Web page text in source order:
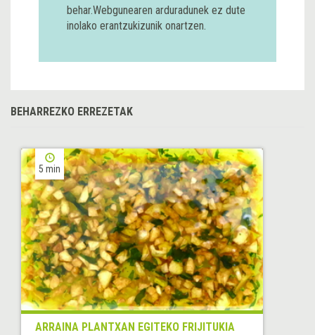
behar.Webgunearen arduradunek ez dute
inolako erantzukizunik onartzen.
BEHARREZKO ERREZETAK
5 min
ARRAINA PLANTXAN EGITEKO FRIJITUKIA